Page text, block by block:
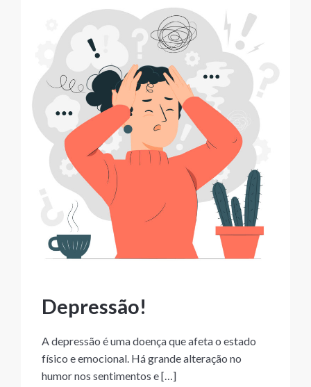
Depressão!
A depressão é uma doença que afeta o estado
físico e emocional. Há grande alteração no
humor nos sentimentos e […]